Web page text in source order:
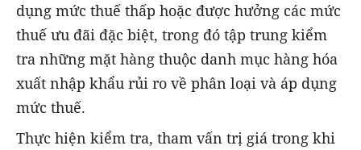
dụng mức thuế thấp hoặc được hưởng các mức
thuế ưu đãi đặc biệt, trong đó tập trung kiểm
tra những mặt hàng thuộc danh mục hàng hóa
xuất nhập khẩu rủi ro về phân loại và áp dụng
mức thuế.
Thực hiện kiểm tra, tham vấn trị giá trong khi